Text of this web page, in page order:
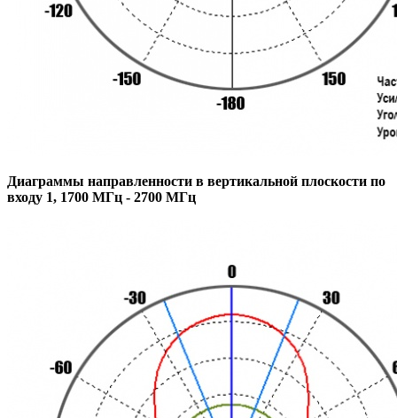
Диаграммы направленности в вертикальной плоскости по
входу 1, 1700 МГц - 2700 МГц